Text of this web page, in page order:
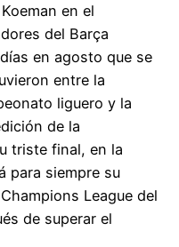
en el
del Barça
en agosto que se
entre la
liguero y la
de la
triste final, en la
para siempre su
League del
de superar el